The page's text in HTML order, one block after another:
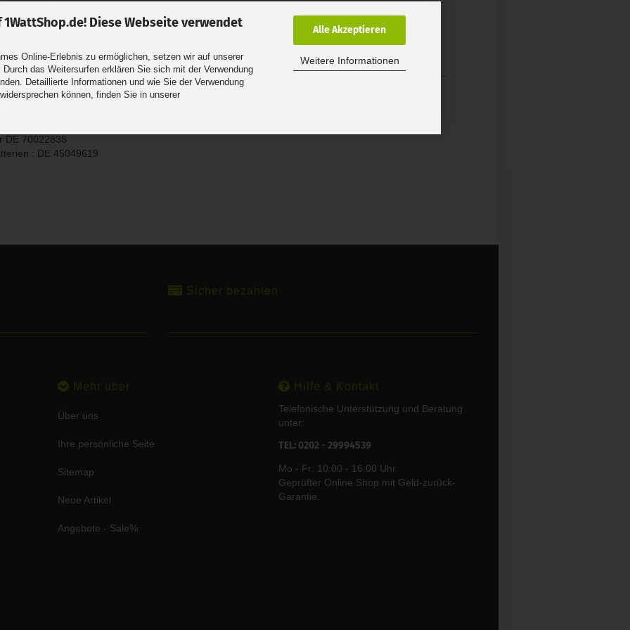
Diese Webseite verwendet
Online-Erlebnis zu ermöglichen, setzen wir auf unserer
das Weitersurfen erklären Sie sich mit der Verwendung
Detaillierte Informationen und wie Sie der Verwendung
können, finden Sie in unserer
Alle Akzeptieren
Weitere Informationen
FIZU 3000K warmweiss, schwenkbar, weiss, 38264
DE 70022838
: DE 45049619
Sicher bezahlen
Mehr über
Über uns
Ihre persönliche Seite
Sitemap
Neue Artikel
Angebote - Sale%
Hilfe & Kontakt
Telefonische Unterstützung und Beratung
unter:
TEL: 0202 - 29994539
Mo - Fr: 10:00 - 16:00 Uhr
Geprüfter Online Shop mit Geld-zurück-
Garantie.